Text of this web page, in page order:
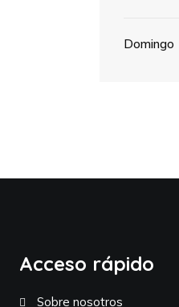
Domingo
Acceso rápido
Sobre nosotros